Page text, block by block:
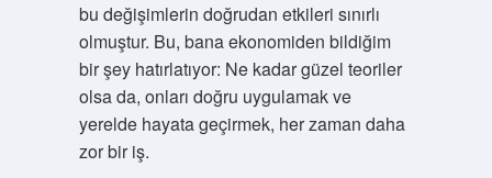
bu değişimlerin doğrudan etkileri sınırlı
olmuştur. Bu, bana ekonomiden bildiğim
bir şey hatırlatıyor: Ne kadar güzel teoriler
olsa da, onları doğru uygulamak ve
yerelde hayata geçirmek, her zaman daha
zor bir iş.